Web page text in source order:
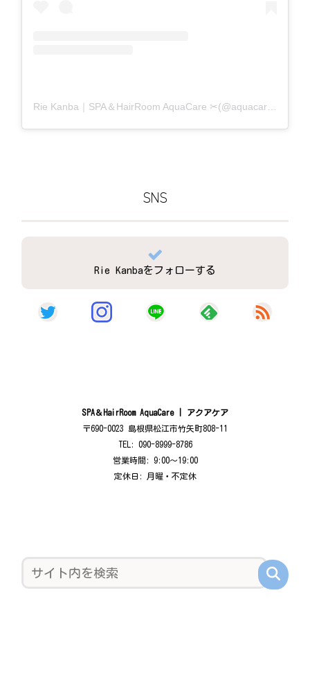
SNS
Rie Kanbaをフォローする
SPA＆HairRoom AquaCare | アクアケア
〒690-0023 島根県松江市竹矢町808-11
TEL: 090-8999-8786
営業時間: 9:00〜19:00
定休日: 月曜・不定休